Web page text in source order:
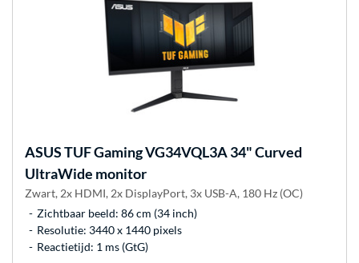
ASUSTUF Gaming VG34VQL3A 34" Curved
UltraWide monitor
Zwart, 2x HDMI, 2x DisplayPort, 3x USB-A, 180 Hz (OC)
Zichtbaar beeld: 86 cm (34 inch)
Resolutie: 3440 x 1440 pixels
Reactietijd: 1 ms (GtG)